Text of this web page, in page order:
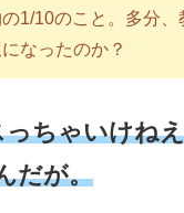
1/10のこと。多分
なったのか？
っちゃいけね
だが。